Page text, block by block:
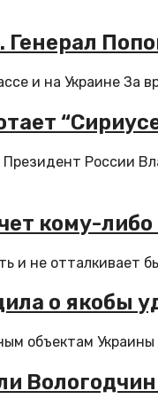
Генерал
и на Украине За
России
кому-
и не отталкивает
о якобы
объектам